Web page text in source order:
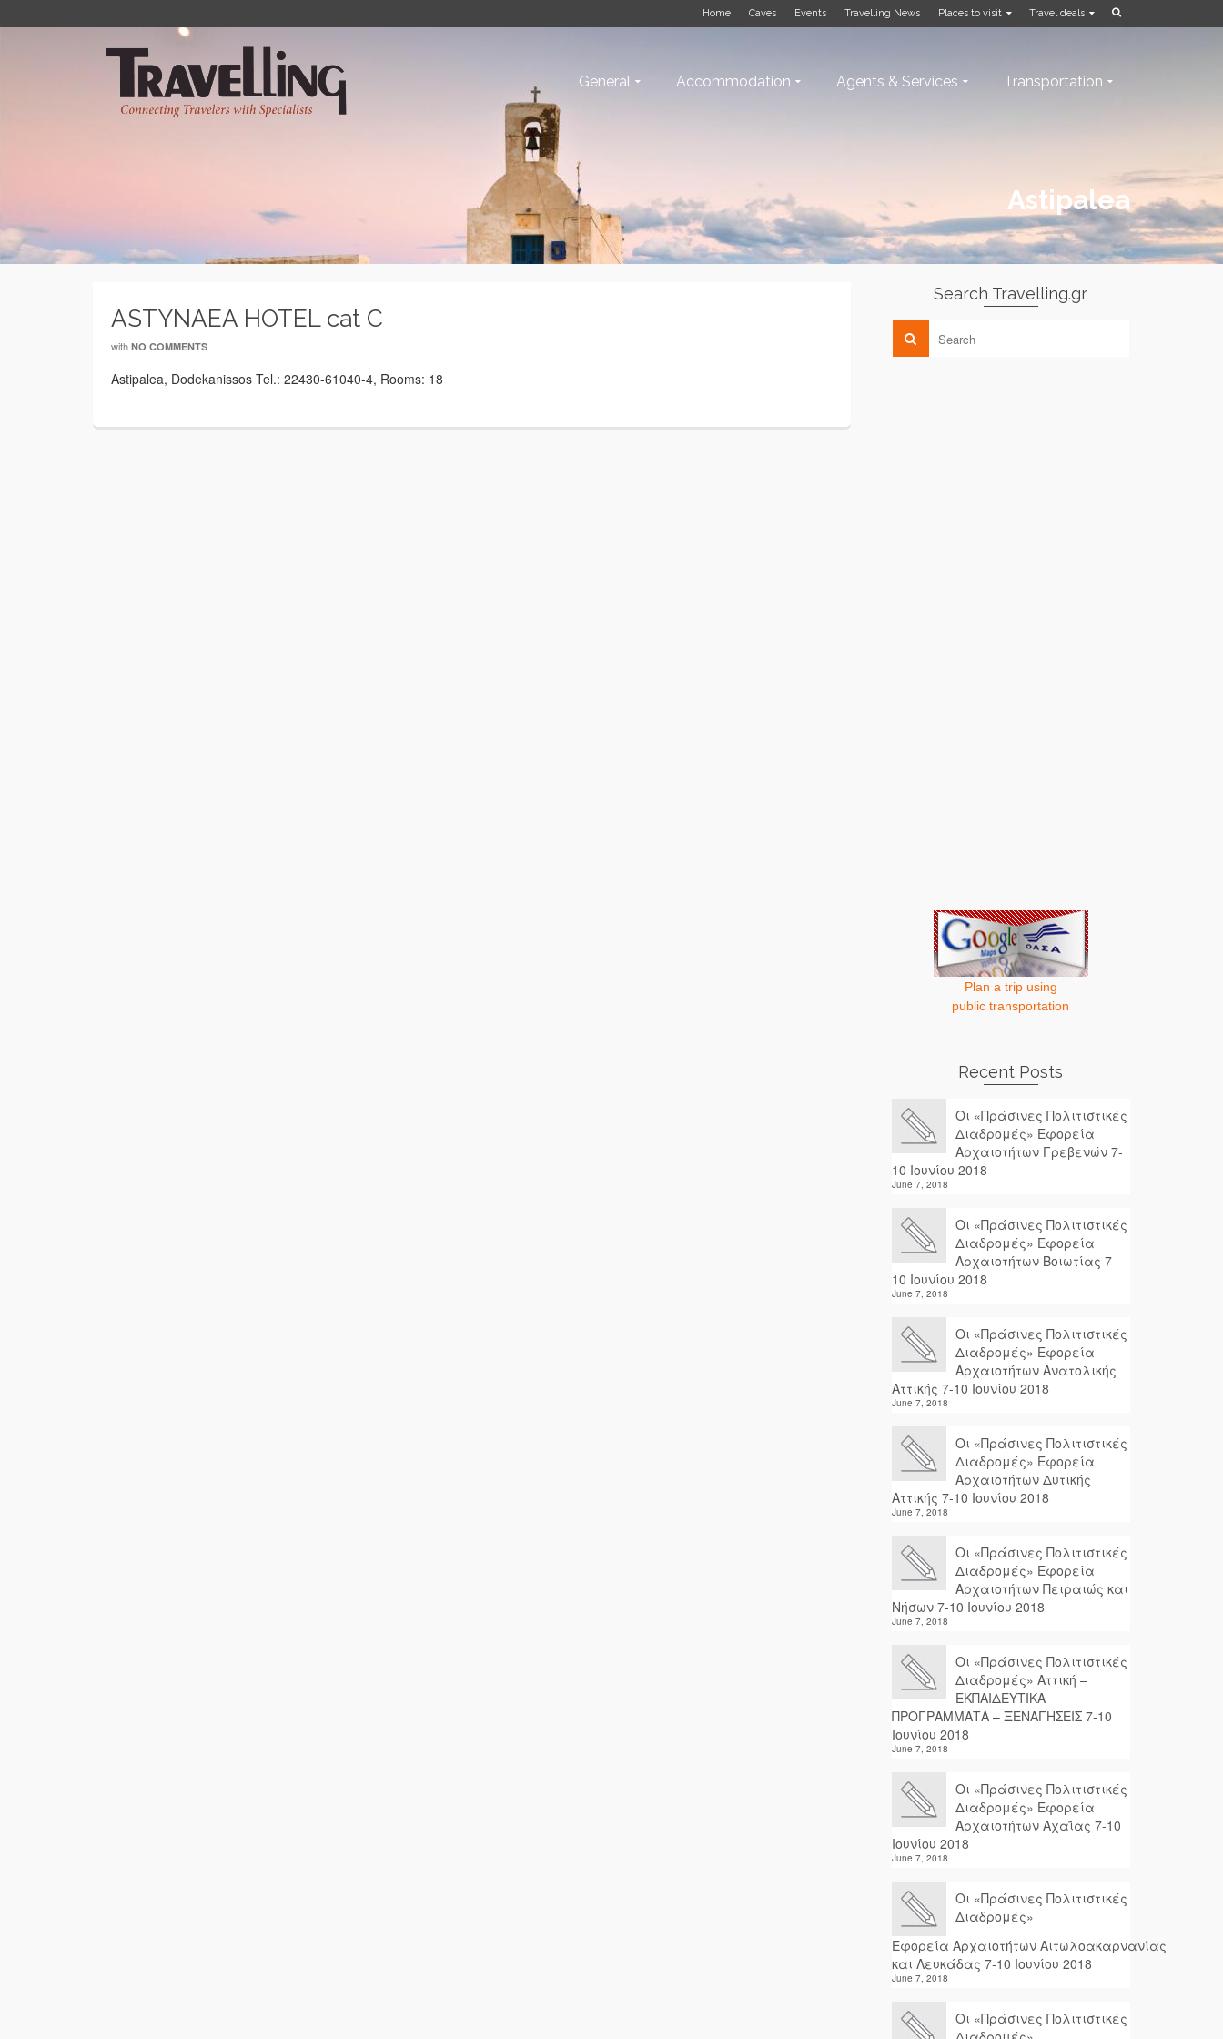
Home Caves Events Travelling News Places to visit Travel deals
General Accommodation Agents & Services Transportation
Astipalea
ASTYNAEA HOTEL cat C
with NO COMMENTS
Astipalea, Dodekanissos Tel.: 22430-61040-4, Rooms: 18
Search Travelling.gr
Plan a trip using
public transportation
Recent Posts
Οι «Πράσινες Πολιτιστικές
Διαδρομές» Εφορεία
Αρχαιοτήτων Γρεβενών 7-
10 Ιουνίου 2018
June 7, 2018
Οι «Πράσινες Πολιτιστικές
Διαδρομές» Εφορεία
Αρχαιοτήτων Βοιωτίας 7-
10 Ιουνίου 2018
June 7, 2018
Οι «Πράσινες Πολιτιστικές
Διαδρομές» Εφορεία
Αρχαιοτήτων Ανατολικής
Αττικής 7-10 Ιουνίου 2018
June 7, 2018
Οι «Πράσινες Πολιτιστικές
Διαδρομές» Εφορεία
Αρχαιοτήτων Δυτικής
Αττικής 7-10 Ιουνίου 2018
June 7, 2018
Οι «Πράσινες Πολιτιστικές
Διαδρομές» Εφορεία
Αρχαιοτήτων Πειραιώς και
Νήσων 7-10 Ιουνίου 2018
June 7, 2018
Οι «Πράσινες Πολιτιστικές
Διαδρομές» Αττική –
ΕΚΠΑΙΔΕΥΤΙΚΑ
ΠΡΟΓΡΑΜΜΑΤΑ – ΞΕΝΑΓΗΣΕΙΣ 7-10
Ιουνίου 2018
June 7, 2018
Οι «Πράσινες Πολιτιστικές
Διαδρομές» Εφορεία
Αρχαιοτήτων Αχαΐας 7-10
Ιουνίου 2018
June 7, 2018
Οι «Πράσινες Πολιτιστικές
Διαδρομές»
Εφορεία Αρχαιοτήτων Αιτωλοακαρνανίας
και Λευκάδας 7-10 Ιουνίου 2018
June 7, 2018
Οι «Πράσινες Πολιτιστικές